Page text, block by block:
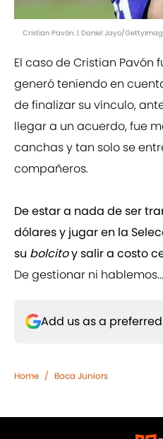
Cristian Pavón. | Daniel Jayo/
El caso de Cristian Pavón
generó teniendo en
de finalizar su vínculo,
llegar a un acuerdo, fue
canchas y tan solo se
compañeros.
De estar a nada de ser
dólares y jugar en la
su bolcitoy salir a costo
De gestionar ni hablemos...
Add us as a
Home / Boca Juniors